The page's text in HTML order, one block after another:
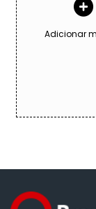
Adicionar